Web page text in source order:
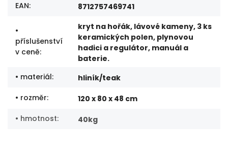
EAN: 8712757469741
•
příslušenství
v ceně:
kryt na hořák, lávové kameny, 3 ks
keramických polen, plynovou
hadici a regulátor, manuál a
baterie.
• materiál:
hliník/teak
• rozměr:
120 x 80 x 48 cm
• hmotnost: 40kg